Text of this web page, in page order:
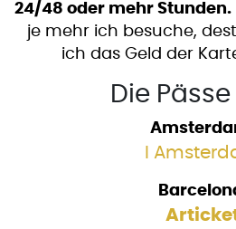
24/48 oder mehr Stunden.
je mehr ich besuche,
ich das Geld der
Die
I